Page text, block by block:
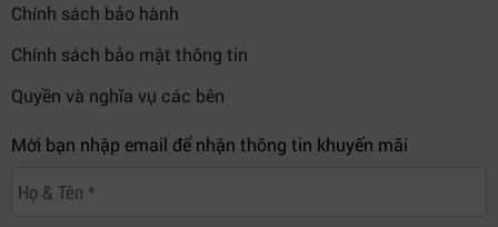
Chính sách bảo hành
Chính sách bảo mật thông tin
Quyền và nghĩa vụ các bên
Mời bạn nhập email để nhận thông tin khuyến mãi